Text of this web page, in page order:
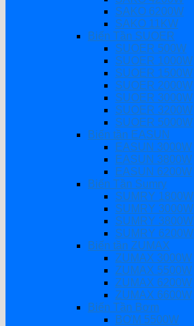
SAKO 6200W
SAKO 11KW
Biến Tần SUOER
SUOER 500W
SUOER 1000W
SUOER 1500W
SUOER 2000W
SUOER 3000W
SUOER 3200W
SUOER 5000W
Biến tần EASUN
EASUN 3000W
EASUN 3800W
EASUN 6200W
Biến Tần Sumry
SUMRY 1800W
SUMRY 3000W
SUMRY 3800W
SUMRY 6200W
Biến tần ZUMAX
ZUMAX 3000W
ZUMAX 5500W
ZUMAX 6200W
ZUMAX 6600W
Biến Tần Bơm
BƠM 5500W